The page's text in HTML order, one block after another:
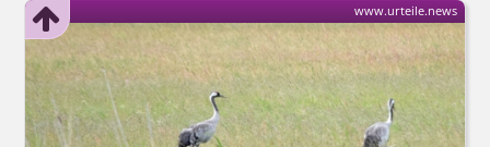
www.urteile.news